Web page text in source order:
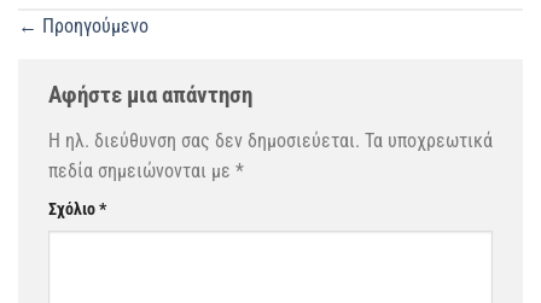
← Προηγούμενο
Αφήστε μια απάντηση
Η ηλ. διεύθυνση σας δεν δημοσιεύεται. Τα υποχρεωτικά
πεδία σημειώνονται με *
Σχόλιο*